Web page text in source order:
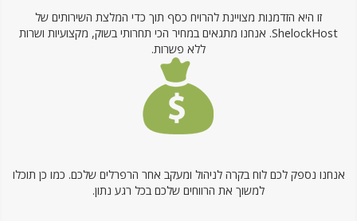
זו היא הזדמנות מצויינת להרויח כסף תוך כדי המלצת השירותים של
ShelockHost. אנחנו מתגאים במחיר הכי תחרותי בשוק, מקצועיות ושרות
ללא פשרות.
אנחנו נספק לכם לוח בקרה לניהול ומעקב אחר הרפרלים שלכם. כמו כן תוכלו
למשוך את הרווחים שלכם בכל רגע נתון.